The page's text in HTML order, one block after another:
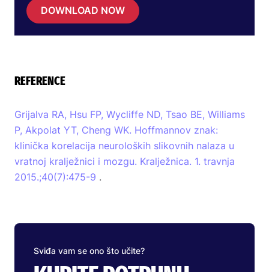
DOWNLOAD NOW
REFERENCE
Grijalva RA, Hsu FP, Wycliffe ND, Tsao BE, Williams
P, Akpolat YT, Cheng WK. Hoffmannov znak:
klinička korelacija neuroloških slikovnih nalaza u
vratnoj kralježnici i mozgu. Kralježnica. 1. travnja
2015.;40(7):475-9 .
Sviđa vam se ono što učite?